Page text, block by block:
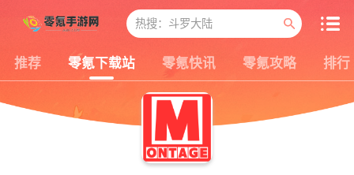
推荐 零氪下载站 零氪快讯 零氪攻略 排行